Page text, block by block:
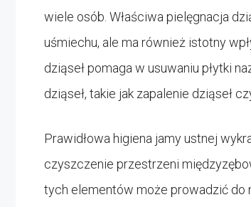
wiele osób. Właściwa pielęgnacja
uśmiechu, ale ma również istotny
dziąseł pomaga w usuwaniu płytki
dziąseł, takie jak zapalenie dziąseł
Prawidłowa higiena jamy ustnej
czyszczenie przestrzeni
tych elementów może prowadzić do